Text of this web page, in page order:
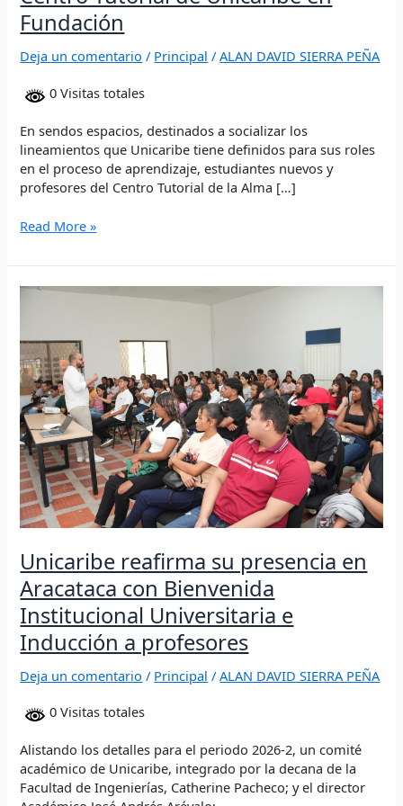
Fundación
Deja un comentario / Principal /ALAN DAVID SIERRA PEÑA
0 Visitas totales
En sendos espacios, destinados a socializar los
lineamientos que Unicaribe tiene definidos para sus roles
en el proceso de aprendizaje, estudiantes nuevos y
profesores del Centro Tutorial de la Alma […]
Unicaribe
en
Read More »
Unicaribe reafirma su presencia en
Aracataca con Bienvenida
Institucional Universitaria e
Inducción a profesores
Deja un comentario / Principal /ALAN DAVID SIERRA PEÑA
0 Visitas totales
Alistando los detalles para el periodo 2026-2, un comité
académico de Unicaribe, integrado por la decana de la
Facultad de Ingenierías, Catherine Pacheco; y el director
Unicaribe
presencia
en
Aracataca
con
Bienvenida
Institucional
Universitaria
e
Inducción
a